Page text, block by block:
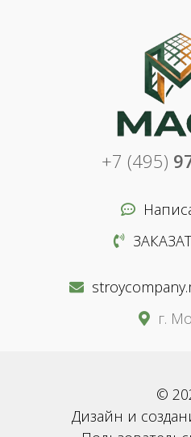
+7 (495)
г.
©
Дизайн и